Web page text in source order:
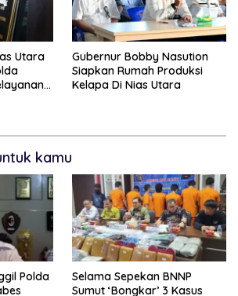
Utara
Gubernur Bobby Nasution
Siapkan Rumah Produksi
Kelapa Di Nias Utara
kamu
Polda
Selama Sepekan BNNP
Sumut ‘Bongkar’ 3 Kasus